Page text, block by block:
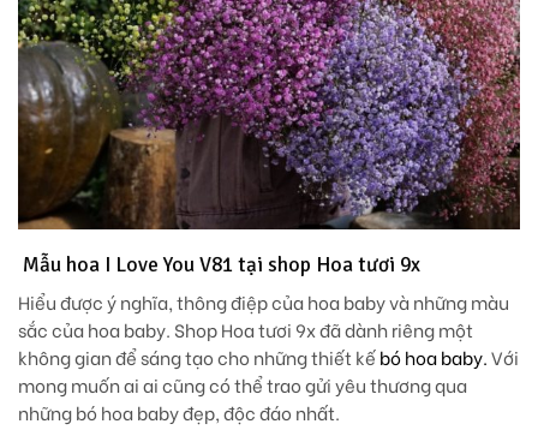
Mẫu hoa I Love You V81 tại shop Hoa tươi 9x
Hiểu được ý nghĩa, thông điệp của hoa baby và những màu
sắc của hoa baby. Shop Hoa tươi 9x đã dành riêng một
không gian để sáng tạo cho những thiết kếbó hoa baby.Với
mong muốn ai ai cũng có thể trao gửi yêu thương qua
những bó hoa baby đẹp, độc đáo nhất.